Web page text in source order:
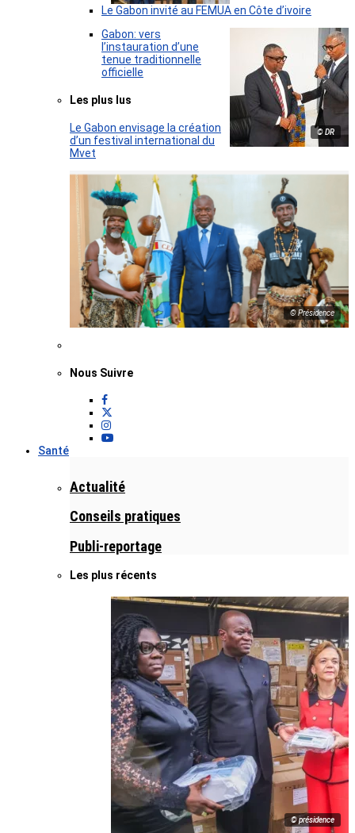
Le Gabon invité au FEMUA en Côte d’ivoire
© DR
Gabon: vers
l’instauration d’une
tenue traditionnelle
officielle
Les plus lus
Le Gabon envisage la création
d’un festival international du
Mvet
© Présidence
Nous Suivre
Santé
Actualité
Conseils pratiques
Publi-reportage
Les plus récents
© présidence